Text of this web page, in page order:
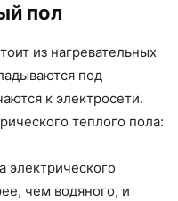
пол
из нагревательных
под
к электросети.
теплого пола:
электрического
чем водяного, и